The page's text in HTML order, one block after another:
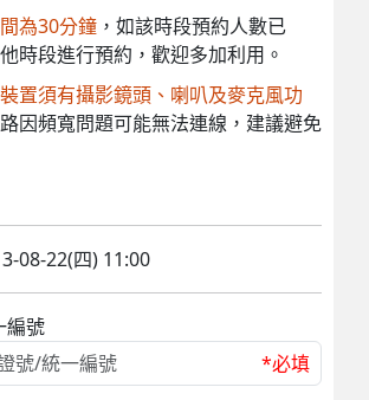
為30分鐘 ，如該時段預約人數已
時段進行預約，歡迎多加利用。
置須有攝影鏡頭、喇叭及麥克風功
因頻寬問題可能無法連線，建議避免
08-22(四) 11:00
編號
*必填